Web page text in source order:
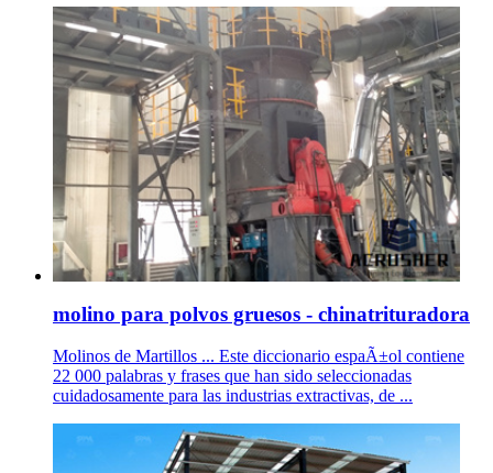
molino para polvos gruesos - chinatrituradora
Molinos de Martillos ... Este diccionario espaÃ±ol contiene
22 000 palabras y frases que han sido seleccionadas
cuidadosamente para las industrias extractivas, de ...